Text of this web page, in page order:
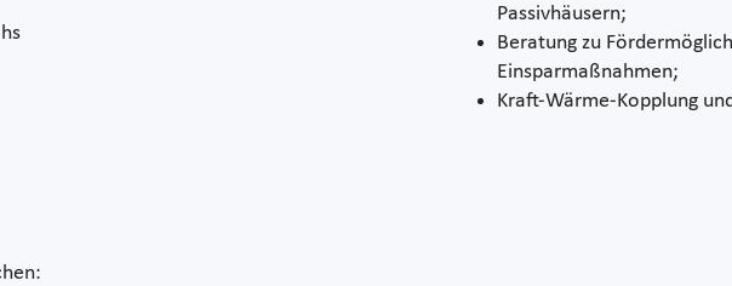
Passivhäusern;
Beratung zu
Einsparmaßnahmen;
Kraft-Wärme-Kopplung